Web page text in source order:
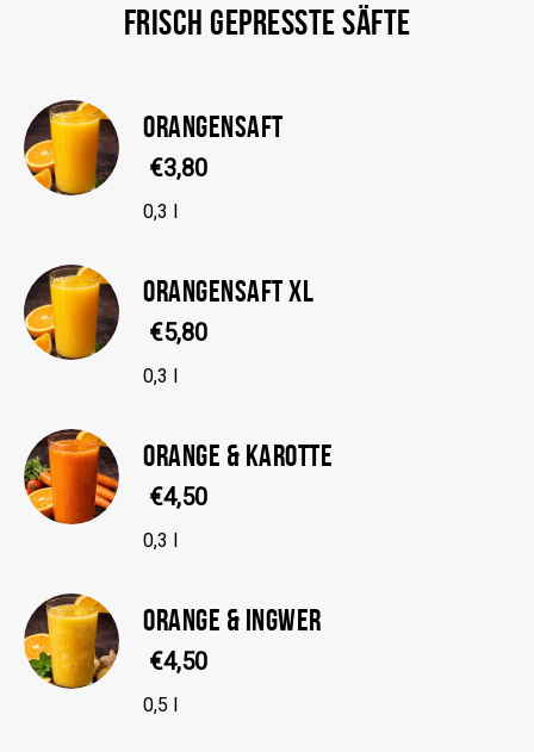
FRISCH GEPRESSTE SÄFTE
ORANGENSAFT
€3,80
0,3 l
ORANGENSAFT XL
€5,80
0,3 l
ORANGE & KAROTTE
€4,50
0,3 l
ORANGE & INGWER
€4,50
0,5 l